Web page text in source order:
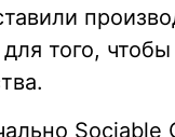
того,
Sociable